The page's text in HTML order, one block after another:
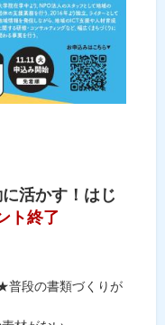
活かす！はじ
ト終了
普段の書類づくりが